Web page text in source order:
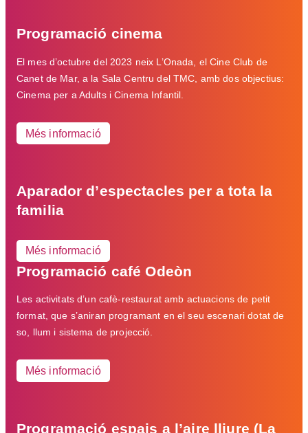
Programació cinema
El mes d’octubre del 2023 neix L’Onada, el Cine Club de
Canet de Mar, a la Sala Centru del TMC, amb dos objectius:
Cinema per a Adults i Cinema Infantil.
Més informació
Aparador d’espectacles per a tota la
familia
Més informació
Programació café Odeòn
Les activitats d’un cafè-restaurat amb actuacions de petit
format, que s’aniran programant en el seu escenari dotat de
so, llum i sistema de projecció.
Més informació
Programació espais a l’aire lliure (La